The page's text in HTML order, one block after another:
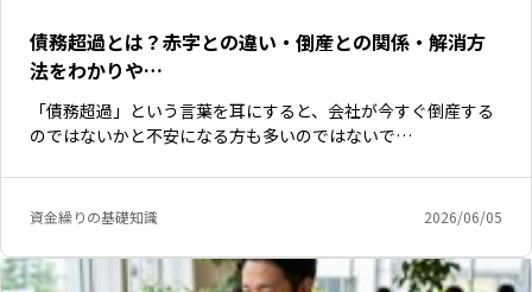
債務超過とは？赤字との違い・倒産との関係・解消方
法をわかりや…
「債務超過」という言葉を耳にすると、会社が今すぐ倒産する
のではないかと不安になる方も多いのではないで…
資金繰りの基礎知識 2026/06/05